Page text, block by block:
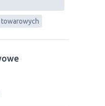
towarowych